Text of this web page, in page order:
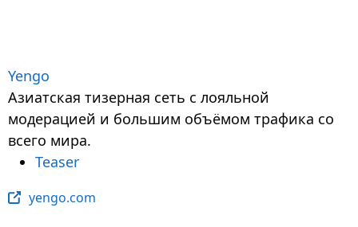
Yengo
Азиатская тизерная сеть с лояльной
модерацией и большим объёмом трафика со
всего мира.
Teaser
yengo.com